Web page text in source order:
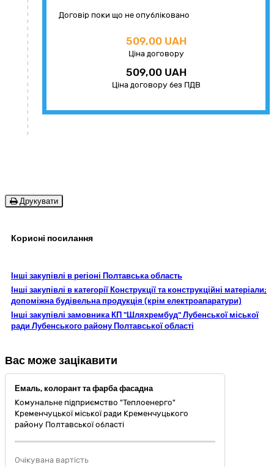
Договір поки що не опубліковано
509,00 UAH
Ціна договору
509,00 UAH
Ціна договору без ПДВ
Друкувати
Корисні посилання
Інші закупівлі в регіоні Полтавська область
Інші закупівлі в категорії Конструкції та конструкційні матеріали;
допоміжна будівельна продукція (крім електроапаратури)
Інші закупівлі замовника КП "Шляхрембуд" Лубенської міської
ради Лубенського району Полтавської області
Вас може зацікавити
Емаль, колорант та фарба фасадна
Комунальне підприємство "Теплоенерго"
Кременчуцької міської ради Кременчуцького
району Полтавської області
Очікувана вартість